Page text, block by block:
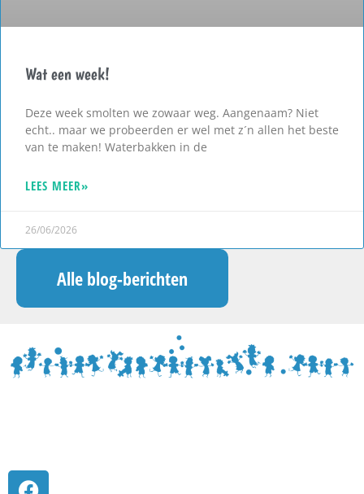
Wat een week!
Deze week smolten we zowaar weg. Aangenaam? Niet
echt.. maar we probeerden er wel met z´n allen het beste
van te maken! Waterbakken in de
LEES MEER»
26/06/2026
Alle blog-berichten